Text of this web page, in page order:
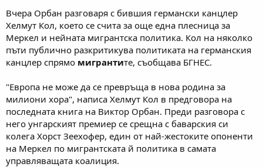
Вчера Орбан разговаря с бившия германски канцлер
Хелмут Кол, което се счита за още една плесница за
Меркел и нейната мигрантска политика. Кол на няколко
пъти публично разкритикува политиката на германския
канцлер спрямо мигрантите, съобщава БГНЕС.
"Европа не може да се превръща в нова родина за
милиони хора", написа Хелмут Кол в предговора на
последната книга на Виктор Орбан. Преди разговора с
него унгарският премиер се срещна с баварския си
колега Хорст Зеехофер, един от най-жестоките опоненти
на Меркел по мигрантската й политика в самата
управляващата коалиция.